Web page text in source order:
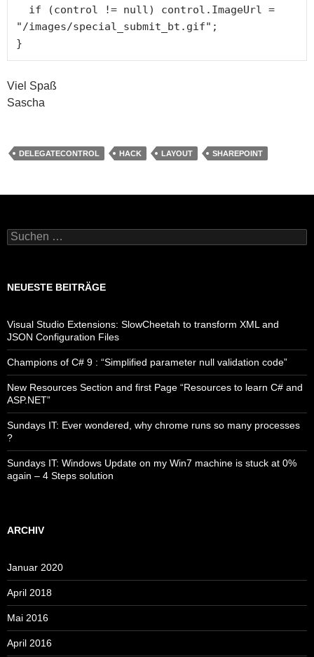
"/images/special_submit_bt.gif";
}
Viel Spaß
Sascha
DELEGATECONTROL HACK LAYOUT SHAREPOINT
Suchen
nach:
NEUESTE BEITRÄGE
Visual Studio Extensions: SlowCheetah to transform XML and
JSON Configuration Files
Champions of C# 9 : “Simplified parameter null validation code”
New Resources Section and first Page “Resources to learn C# and
ASP.NET”
Sundays IT: Ever wondered, why chrome runs so many processes
?
Sundays IT: Windows Update on my Win7 machine is stuck at 0%
again – 4 Steps solution
ARCHIV
Januar 2020
April 2018
Mai 2016
April 2016